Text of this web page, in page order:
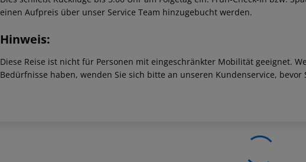
einen Aufpreis über unser Service Team hinzugebucht werden.
Hinweis:
Diese Reise ist nicht für Personen mit eingeschränkter Mobilität geeignet.
Bedürfnisse haben, wenden Sie sich bitte an unseren Kundenservice, bevor